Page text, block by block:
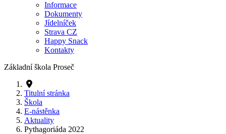
Informace
Dokumenty
Jídelníček
Strava CZ
Happy Snack
Kontakty
Základní škola Proseč
Titulní stránka
Škola
E-nástěnka
Aktuality
Pythagoriáda 2022